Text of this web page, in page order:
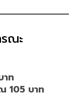
รณะ
ท
105 บาท